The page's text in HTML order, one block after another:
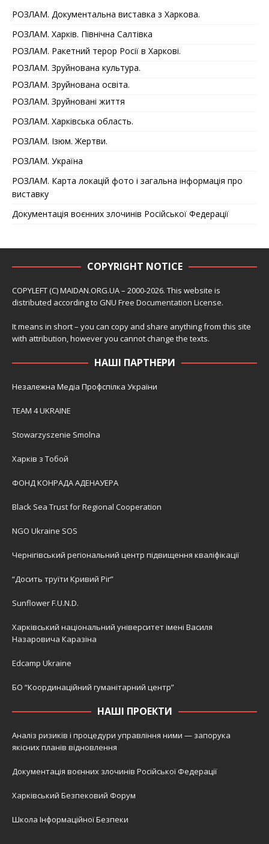
РОЗЛАМ. Документальна виставка з Харкова.
РОЗЛАМ. Харків. Північна Салтівка
РОЗЛАМ. Ракетний терор Росії в Харкові.
РОЗЛАМ. Зруйнована культура.
РОЗЛАМ. Зруйнована освіта.
РОЗЛАМ. Зруйновані життя
РОЗЛАМ. Харківська область.
РОЗЛАМ. Ізюм. Жертви.
РОЗЛАМ. Україна
РОЗЛАМ. Карта локацій фото і загальна інформація про
виставку
Документація воєнних злочинів Російської Федерації
COPYRIGHT NOTICE
COPYLEFT (C) MAIDAN.ORG.UA – 2000-2026. This website is
distributed according to GNU Free Documentation License.
It means in short – you can copy and share anything from this site
with attribution, however you cannot change the texts.
НАШІ ПАРТНЕРИ
Незалежна Медіа Профспілка України
TEAM 4 UKRAINE
Stowarzyszenie Smolna
Харків з Тобой
ФОНД КОНРАДА АДЕНАУЕРА
Black Sea Trust for Regional Cooperation
NGO Ukraine SOS
Чернігівський регіональний центр підвищення кваліфікації
“Досить труїти Кривий Ріг”
Sunflower F.U.N.D.
Харківський національний університет імені Василя
Назаровича Каразіна
Edcamp Ukraine
БО “Координаційний гуманітарний центр”
НАШІ ПРОЕКТИ
Аналіз ризиків і процедури управління ними — запорука
якісних планів відновлення
Документація воєнних злочинів Російської Федерації
Харківський Безпековий Форум
Школа Інформаційної Безпеки